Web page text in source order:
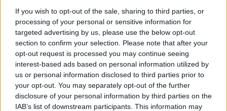
If you wish to opt-out of the sale, sharing to third parties, or
processing of your personal or sensitive information for
targeted advertising by us, please use the below opt-out
section to confirm your selection. Please note that after your
opt-out request is processed you may continue seeing
interest-based ads based on personal information utilized by
us or personal information disclosed to third parties prior to
your opt-out. You may separately opt-out of the further
disclosure of your personal information by third parties on the
IAB’s list of downstream participants. This information may